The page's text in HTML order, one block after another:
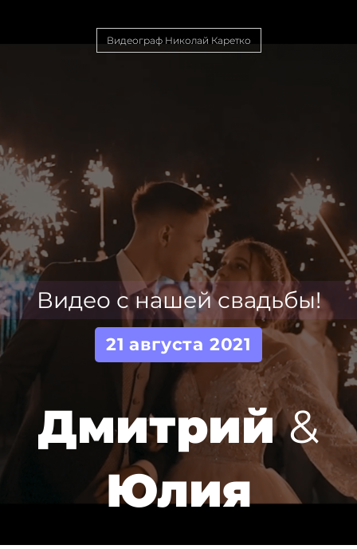
Видеограф Николай Каретко
Видео с нашей свадьбы!
21 августа 2021
Дмитрий &
Юлия